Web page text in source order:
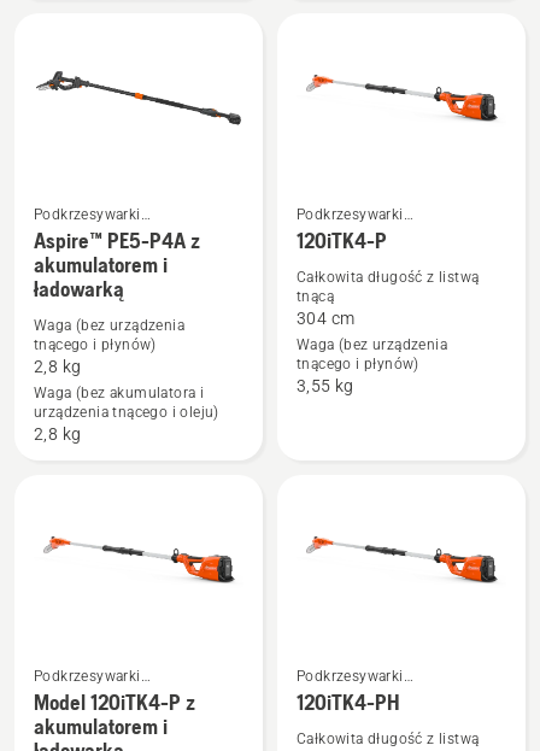
Zobacz
więcej
Aspire™
PE5-
P4A
ładowarką
Podkrzesywarki
akumulatorowe i elektryczne
Aspire™ PE5-P4A z
akumulatorem i
ładowarką
Waga (bez urządzenia
tnącego i płynów)
2,8 kg
Waga (bez akumulatora i
urządzenia tnącego i oleju)
2,8 kg
Zobacz
więcej
szczegółów
120iTK4-
Podkrzesywarki
akumulatorowe i elektryczne
120iTK4-P
Całkowita długość z listwą
tnącą
304 cm
Waga (bez urządzenia
tnącego i płynów)
3,55 kg
Zobacz
więcej
Podkrzesywarki
akumulatorowe i elektryczne
Model 120iTK4-P z
akumulatorem i
Zobacz
więcej
Podkrzesywarki
akumulatorowe i elektryczne
120iTK4-PH
Całkowita długość z listwą